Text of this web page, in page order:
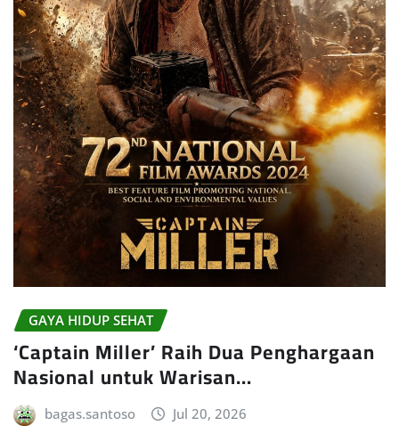
GAYA HIDUP SEHAT
‘Captain Miller’ Raih Dua Penghargaan
Nasional untuk Warisan…
bagas.santoso Jul 20, 2026